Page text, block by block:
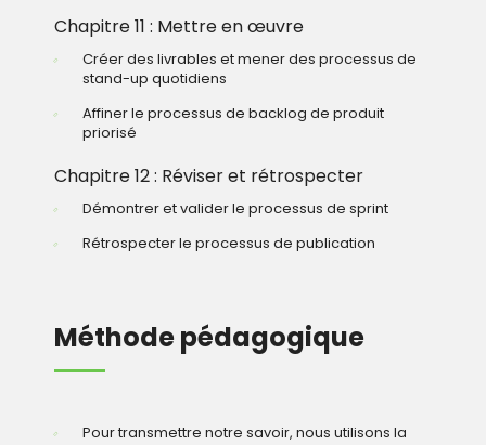
Chapitre 11 : Mettre en œuvre
Créer des livrables et mener des processus de
stand-up quotidiens
Affiner le processus de backlog de produit
priorisé
Chapitre 12 : Réviser et rétrospecter
Démontrer et valider le processus de sprint
Rétrospecter le processus de publication
Méthode pédagogique
Pour transmettre notre savoir, nous utilisons la